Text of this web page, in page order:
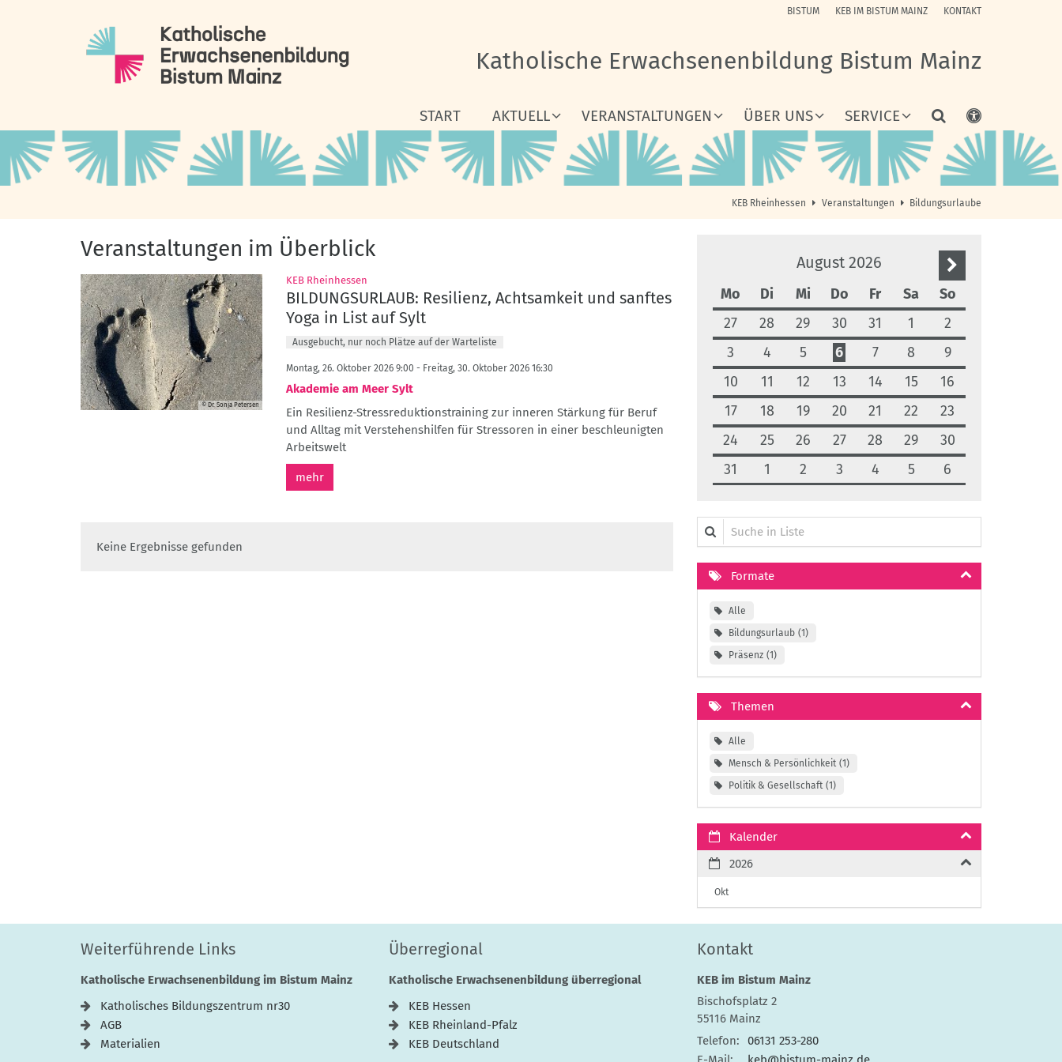
BISTUM KEB IM BISTUM MAINZ KONTAKT
Katholische Erwachsenenbildung Bistum Mainz
START AKTUELL VERANSTALTUNGEN ÜBER UNS SERVICE
KEB Rheinhessen Veranstaltungen Bildungsurlaube
Veranstaltungen im Überblick
© Dr. Sonja Petersen
KEB Rheinhessen
BILDUNGSURLAUB: Resilienz, Achtsamkeit und sanftes
Yoga in List auf Sylt
Ausgebucht, nur noch Plätze auf der Warteliste
Montag, 26. Oktober 2026 9:00 - Freitag, 30. Oktober 2026 16:30
Akademie am Meer Sylt
Ein Resilienz-Stressreduktionstraining zur inneren Stärkung für Beruf
und Alltag mit Verstehenshilfen für Stressoren in einer beschleunigten
Arbeitswelt
mehr
Keine Ergebnisse gefunden
August 2026 Nächste Seite
Mo Di Mi Do Fr Sa
So
27
28 29 30 31 1
2
3
4 5 6 7 8
9
10
11 12 13 14 15
16
17
18 19 20 21 22
23
24
25 26 27 28 29
30
31
1 2 3 4 5 6
Suche in Liste
Formate
Alle
Bildungsurlaub 1
Präsenz 1
Themen
Alle
Mensch & Persönlichkeit 1
Politik & Gesellschaft 1
Kalender
2026
Okt
Weiterführende Links
Katholische Erwachsenenbildung im Bistum Mainz
Katholisches Bildungszentrum nr30
AGB
Materialien
Überregional
Katholische Erwachsenenbildung überregional
KEB Hessen
KEB Rheinland-Pfalz
KEB Deutschland
Kontakt
KEB im Bistum Mainz
Bischofsplatz 2
55116 Mainz
Telefon:
06131 253-280